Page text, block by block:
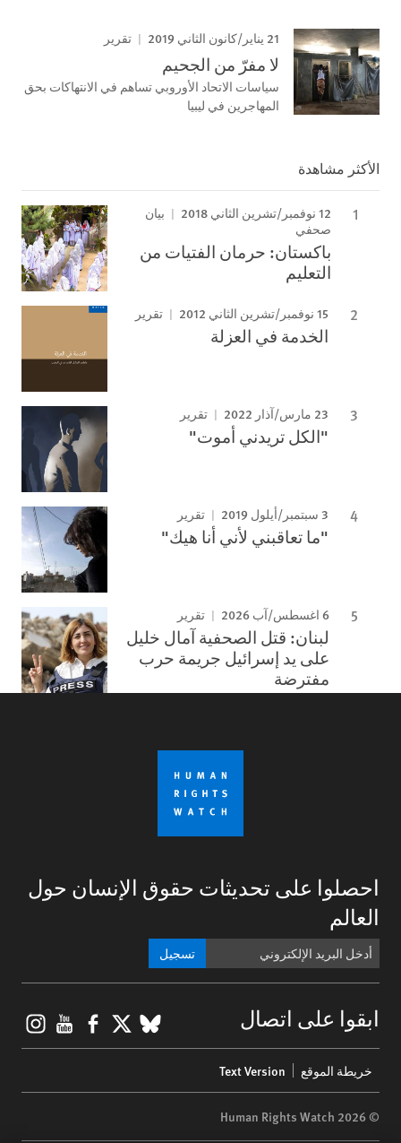
21 يناير/كانون الثاني 2019 تقرير
لا مفرّ من الجحيم
سياسات الاتحاد الأوروبي تساهم في الانتهاكات بحق
المهاجرين في ليبيا
الأكثر مشاهدة
12 نوفمبر/تشرين الثاني 2018
بيان
صحفي
باكستان: حرمان الفتيات من
التعليم
15 نوفمبر/تشرين الثاني 2012 تقرير
الخدمة في العزلة
23 مارس/آذار 2022 تقرير
"الكل تريدني أموت"
3 سبتمبر/أيلول 2019 تقرير
"ما تعاقبني لأني أنا هيك"
6 اغسطس/آب 2026 تقرير
لبنان: قتل الصحفية آمال خليل
على يد إسرائيل جريمة حرب
مفترضة
احصلوا على تحديثات حقوق الإنسان حول
العالم
تسجيل
ابقوا على اتصال BlueSky
X
menu
خريطة الموقع Text Version
© 2026 Human Rights Watch